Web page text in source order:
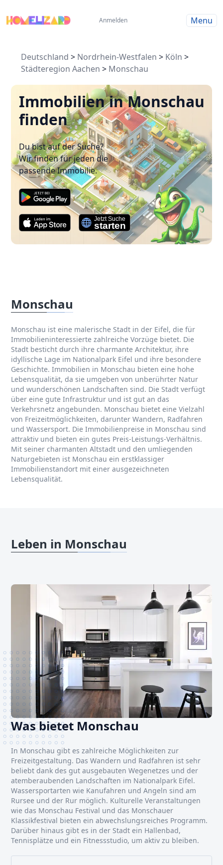
Anmelden Menu
Deutschland > Nordrhein-Westfalen > Köln >
Städteregion Aachen > Monschau
Immobilien in Monschau
finden
Du bist auf der Suche?
Wir finden für jeden die
passende Immobilie.
Monschau
Monschau ist eine malerische Stadt in der Eifel, die für
Immobilieninteressierte zahlreiche Vorzüge bietet. Die
Stadt besticht durch ihre charmante Architektur, ihre
idyllische Lage im Nationalpark Eifel und ihre besondere
Geschichte. Immobilien in Monschau bieten eine hohe
Lebensqualität, da sie umgeben von unberührter Natur
und wunderschönen Landschaften sind. Die Stadt verfügt
über eine gute Infrastruktur und ist gut an das
Verkehrsnetz angebunden. Monschau bietet eine Vielzahl
von Freizeitmöglichkeiten, darunter Wandern, Radfahren
und Wassersport. Die Immobilienpreise in Monschau sind
attraktiv und bieten ein gutes Preis-Leistungs-Verhältnis.
Mit seiner charmanten Altstadt und den umliegenden
Naturgebieten ist Monschau ein erstklassiger
Immobilienstandort mit einer ausgezeichneten
Lebensqualität.
Leben in Monschau
Was bietet Monschau
In Monschau gibt es zahlreiche Möglichkeiten zur
Freizeitgestaltung. Das Wandern und Radfahren ist sehr
beliebt dank des gut ausgebauten Wegenetzes und der
atemberaubenden Landschaften im Nationalpark Eifel.
Wassersportarten wie Kanufahren und Angeln sind am
Rursee und der Rur möglich. Kulturelle Veranstaltungen
wie das Monschau Festival und das Monschauer
Klassikfestival bieten ein abwechslungsreiches Programm.
Darüber hinaus gibt es in der Stadt ein Hallenbad,
Tennisplätze und ein Fitnessstudio, um aktiv zu bleiben.